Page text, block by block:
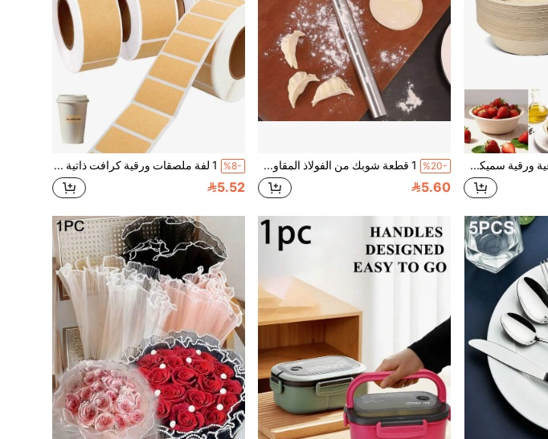
10/20 قطعة أوعية ورقية سميكة 350 مل/12 أونصة، مناسبة للسلطة والمعكرونة والبوريتو والفشار والغداء والوجبات الخفيفة والآيس كريم والحلويات والحساء الساخن، مثالية للحفلات والتموين والاستخدام اليومي وحفلات الزفاف والتخرج، باردة أو ساخنة أو طعام الحيوانات الأليفة، حاوية طعام قابلة للتخلص %20- 1 قطعة شوبك من الفولاذ المقاوم للصدأ، أسطوانة خبز من الفولاذ المقاوم للصدأ، أسطوانة عجين قابلة لإعادة الاستخدام غير لاصقة، مناسبة للخبز والبيتزا وقشرة الفطيرة والمعجنات والنودلز والزلابية والوانتون والعجين والكوكيز والسكر، تصميم مجوف خفيف الوزن، أداة مطبخ منزلية متينة، سهلة التنظيف
5.60
%8- 1 لفة ملصقات ورقية كرافت ذاتية اللصق، ملصقات ختم مكتوبة بخط اليد، ملصقات مقاومة للماء، علامات ملفات القرطاسية الورقية، ملصقات تصنيف الزجاجات المستهدفة، مناسبة للتعبئة والتغليف والتوسيم والتنظيم، ملصقات المعلبات، المكتب والمنزل وعيد الميلاد
5.52